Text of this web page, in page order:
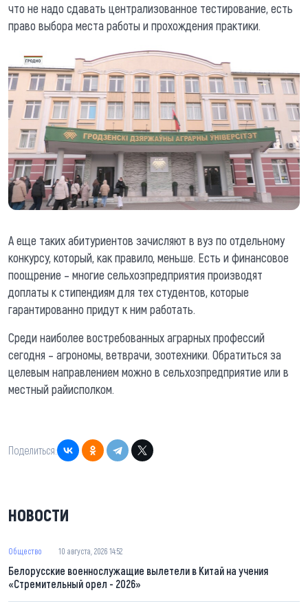
что не надо сдавать централизованное тестирование, есть
право выбора места работы и прохождения практики.
А еще таких абитуриентов зачисляют в вуз по отдельному
конкурсу, который, как правило, меньше. Есть и финансовое
поощрение – многие сельхозпредприятия производят
доплаты к стипендиям для тех студентов, которые
гарантированно придут к ним работать.
Среди наиболее востребованных аграрных профессий
сегодня – агрономы, ветврачи, зоотехники. Обратиться за
целевым направлением можно в сельхозпредприятие или в
местный райисполком.
Поделиться:
НОВОСТИ
Общество 10 августа, 2026 14:52
Белорусские военнослужащие вылетели в Китай на учения
«Стремительный орел - 2026»